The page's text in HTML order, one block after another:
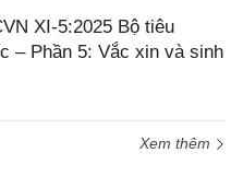
XI-5:2025 Bộ tiêu
– Phần 5: Vắc xin và sinh
Xem thêm